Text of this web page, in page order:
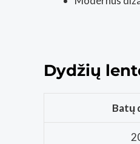
Dydžių
Batų